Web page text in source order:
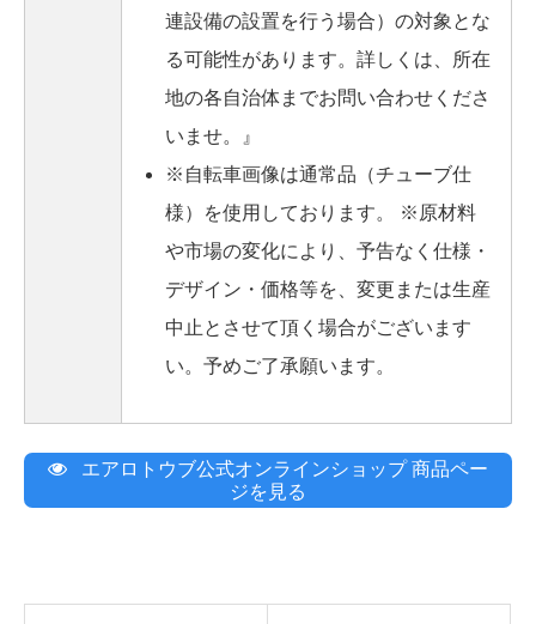
連設備の設置を行う場合）の対象とな
る可能性があります。詳しくは、所在
地の各自治体までお問い合わせくださ
いませ。』
※自転車画像は通常品（チューブ仕
様）を使用しております。 ※原材料
や市場の変化により、予告なく仕様・
デザイン・価格等を、変更または生産
中止とさせて頂く場合がございます
い。予めご了承願います。
エアロトウブ公式オンラインショップ 商品ペー
ジを見る